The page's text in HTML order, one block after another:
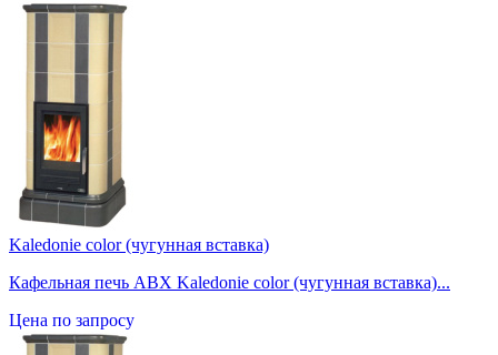
Kaledonie color (чугунная вставка)
Кафельная печь ABX Kaledonie color (чугунная вставка)...
Цена по запросу